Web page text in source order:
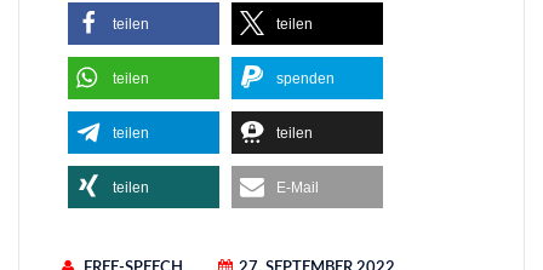
teilen teilen
teilen spenden
teilen teilen
teilen E-Mail